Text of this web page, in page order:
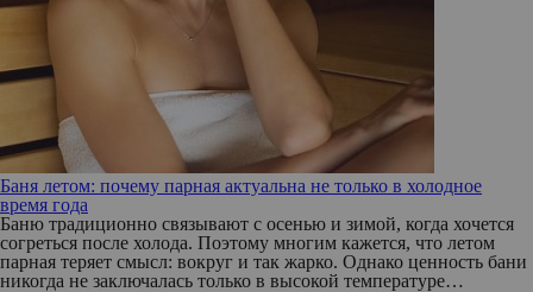
Баня летом: почему парная актуальна не только в холодное
время года
Баню традиционно связывают с осенью и зимой, когда хочется
согреться после холода. Поэтому многим кажется, что летом
парная теряет смысл: вокруг и так жарко. Однако ценность бани
никогда не заключалась только в высокой температуре…